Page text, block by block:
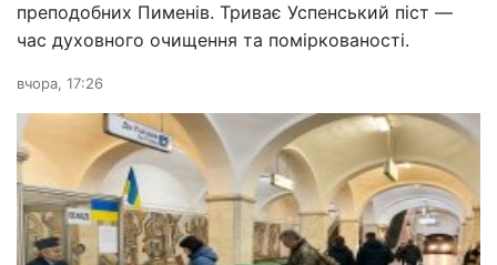
преподобних Пименів. Триває Успенський піст —
час духовного очищення та поміркованості.
вчора, 17:26